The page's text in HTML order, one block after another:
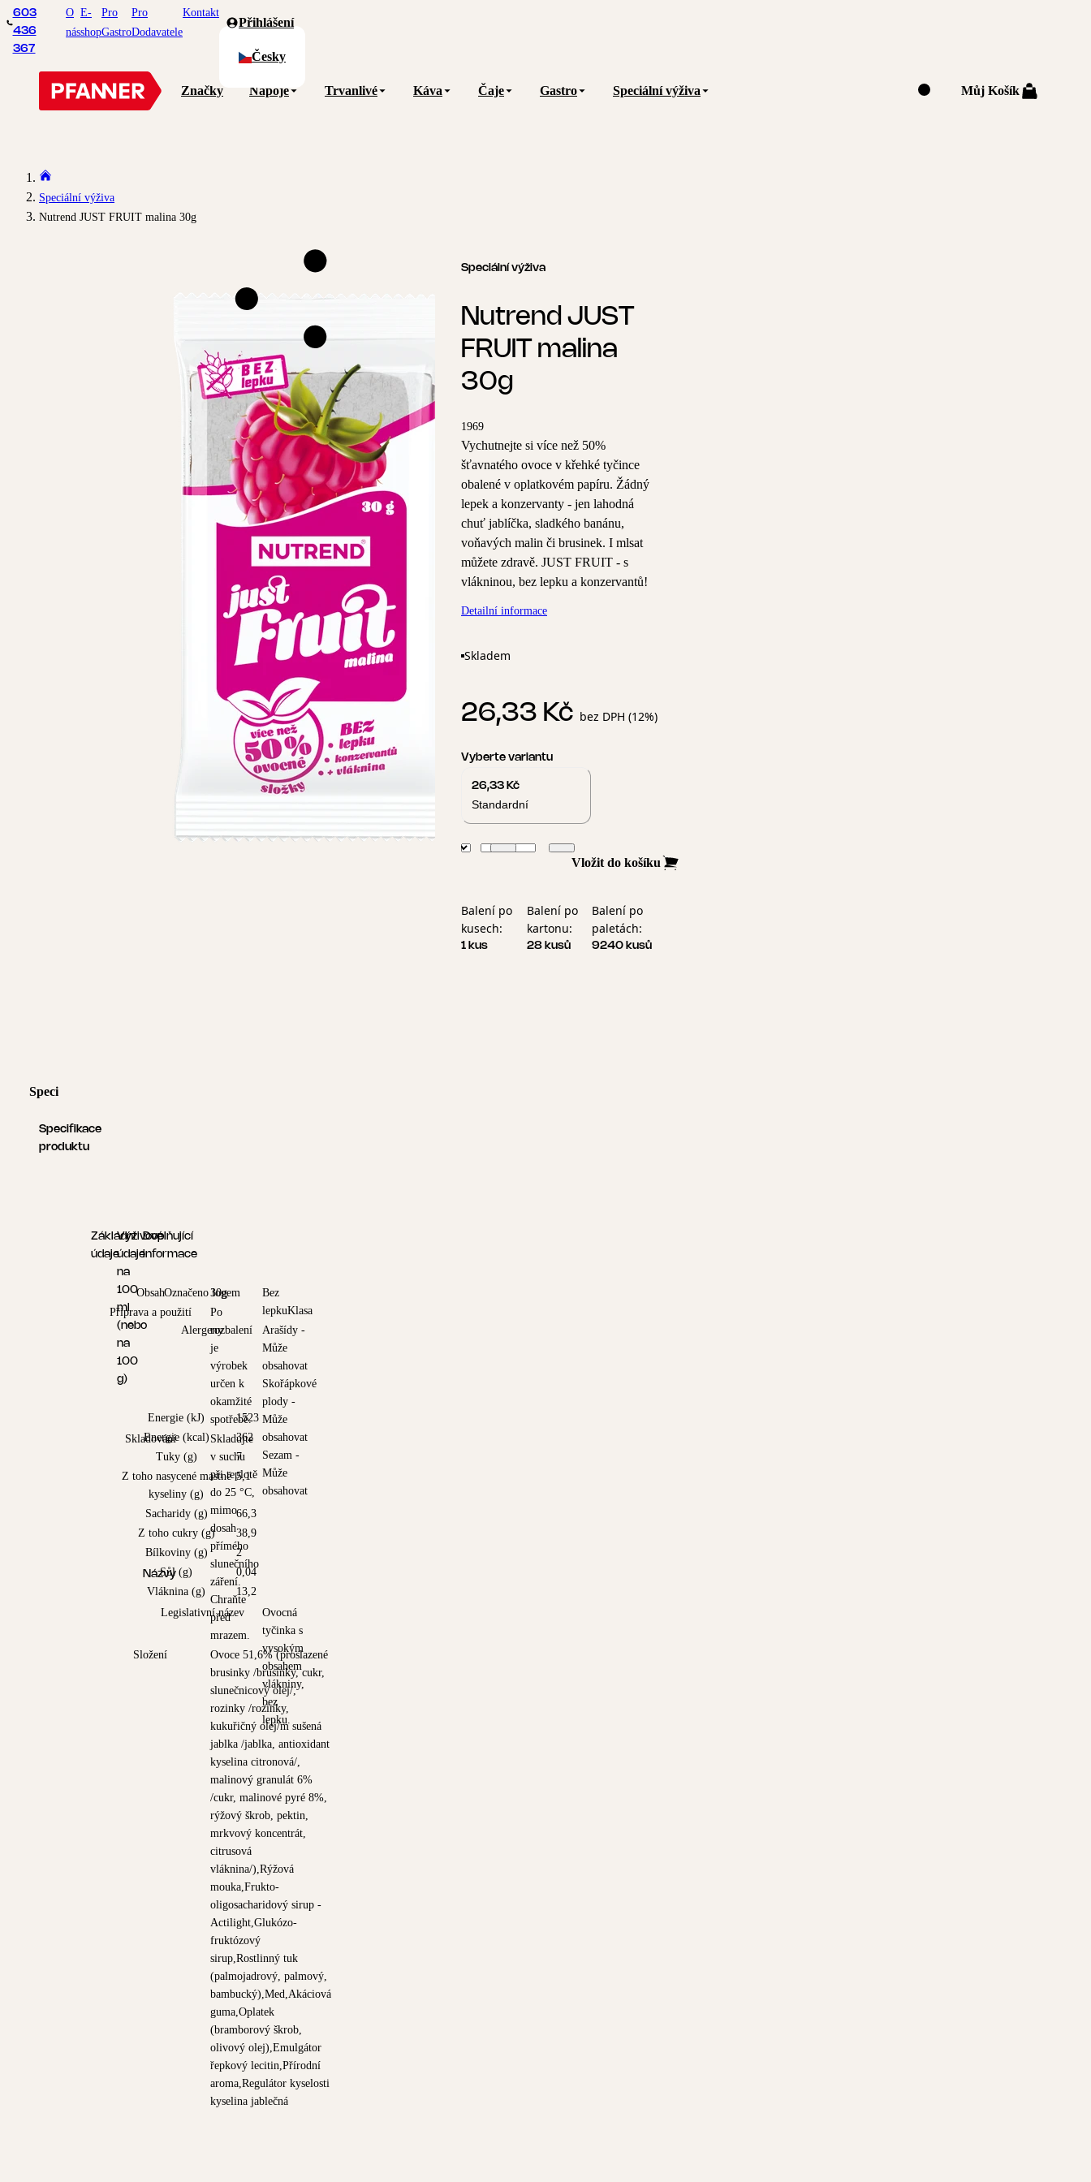
603
436
367
O
nás
E-
shop
Pro
Gastro
Pro
Dodavatele
Kontakt
Česky
Přihlášení
Značky Nápoje Trvanlivé Káva Čaje Gastro Speciální výživa Můj Košík 0
Speciální výživa
Nutrend JUST FRUIT malina 30g
Speciální výživa
Nutrend JUST
FRUIT malina
30g
1969
Vychutnejte si více než 50%
šťavnatého ovoce v křehké tyčince
obalené v oplatkovém papíru. Žádný
lepek a konzervanty - jen lahodná
chuť jablíčka, sladkého banánu,
voňavých malin či brusinek. I mlsat
můžete zdravě. JUST FRUIT - s
vlákninou, bez lepku a konzervantů!
Detailní informace
Skladem
26,33 Kč bez DPH (12%)
Vyberte variantu
26,33 Kč
Standardní
Vložit do košíku
Balení po
kusech:
1 kus
Balení po
kartonu:
28 kusů
Balení po
paletách:
9240 kusů
Specifikace produktu
Specifikace
produktu
Základní
údaje
Obsah
30g
Příprava a použití
Po
rozbalení
je
výrobek
určen k
okamžité
spotřebě.
Skladování
Skladujte
v suchu
při teplotě
do 25 °C,
mimo
dosah
přímého
slunečního
záření.
Chraňte
před
mrazem.
Složení
Ovoce 51,6% (proslazené
brusinky /brusinky, cukr,
slunečnicový olej/,
rozinky /rozinky,
kukuřičný olej/m sušená
jablka /jablka, antioxidant
kyselina citronová/,
malinový granulát 6%
/cukr, malinové pyré 8%,
rýžový škrob, pektin,
mrkvový koncentrát,
citrusová
vláknina/),Rýžová
mouka,Frukto-
oligosacharidový sirup -
Actilight,Glukózo-
fruktózový
sirup,Rostlinný tuk
(palmojadrový, palmový,
bambucký),Med,Akáciová
guma,Oplatek
(bramborový škrob,
olivový olej),Emulgátor
řepkový lecitin,Přírodní
aroma,Regulátor kyselosti
kyselina jablečná
Výživové
údaje
na
100
ml
(nebo
na
100
g)
Energie (kJ)
1523
Energie (kcal)
362
Tuky (g)
7
Z toho nasycené mastné
kyseliny (g)
5,1
Sacharidy (g)
66,3
Z toho cukry (g)
38,9
Bílkoviny (g)
2
Sůl (g)
0,04
Vláknina (g)
13,2
Doplňující
informace
Označeno logem
Bez
lepkuKlasa
Alergeny
Arašídy -
Může
obsahovat
Skořápkové
plody -
Může
obsahovat
Sezam -
Může
obsahovat
Názvy
Legislativní název
Ovocná
tyčinka s
vysokým
obsahem
vlákniny,
bez
lepku.